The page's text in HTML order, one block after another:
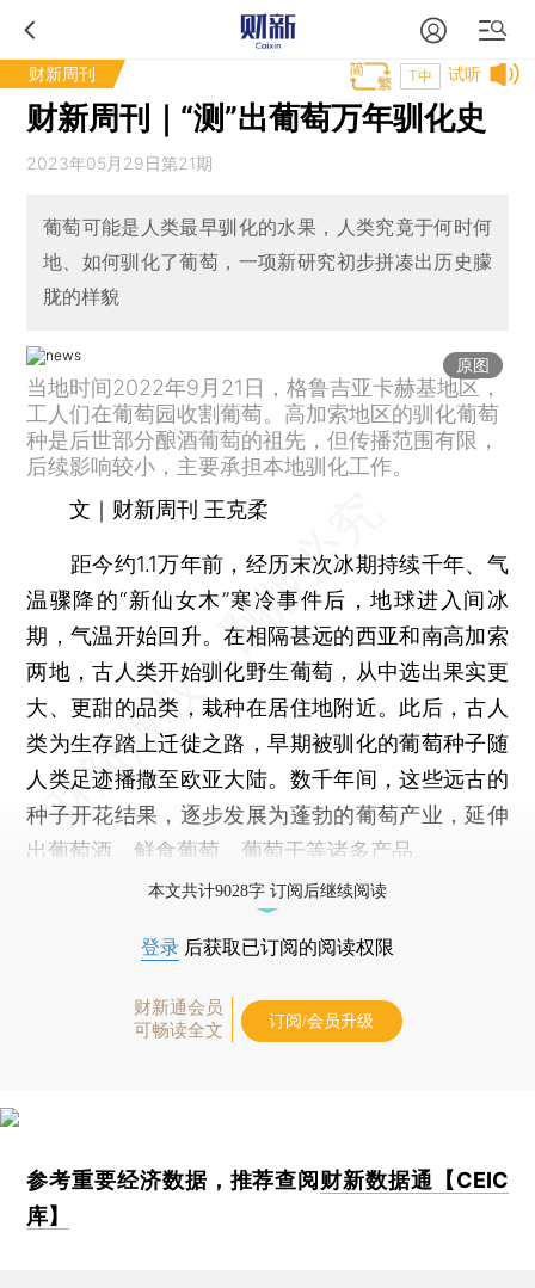
财新周刊 试听
T中
财新周刊｜“测”出葡萄万年驯化史
2023年05月29日第21期
葡萄可能是人类最早驯化的水果，人类究竟于何时何
地、如何驯化了葡萄，一项新研究初步拼凑出历史朦
胧的样貌
原图
当地时间2022年9月21日，格鲁吉亚卡赫基地区，
工人们在葡萄园收割葡萄。高加索地区的驯化葡萄
种是后世部分酿酒葡萄的祖先，但传播范围有限，
后续影响较小，主要承担本地驯化工作。
文｜财新周刊 王克柔
距今约1.1万年前，经历末次冰期持续千年、气
温骤降的“新仙女木”寒冷事件后，地球进入间冰
期，气温开始回升。在相隔甚远的西亚和南高加索
两地，古人类开始驯化野生葡萄，从中选出果实更
大、更甜的品类，栽种在居住地附近。此后，古人
类为生存踏上迁徙之路，早期被驯化的葡萄种子随
人类足迹播撒至欧亚大陆。数千年间，这些远古的
种子开花结果，逐步发展为蓬勃的葡萄产业，延伸
出葡萄酒、鲜食葡萄、葡萄干等诸多产品。
本文共计9028字 订阅后继续阅读
登录 后获取已订阅的阅读权限
财新通会员
可畅读全文
订阅/会员升级
参考重要经济数据，推荐查阅 财新数据通【CEIC
库】